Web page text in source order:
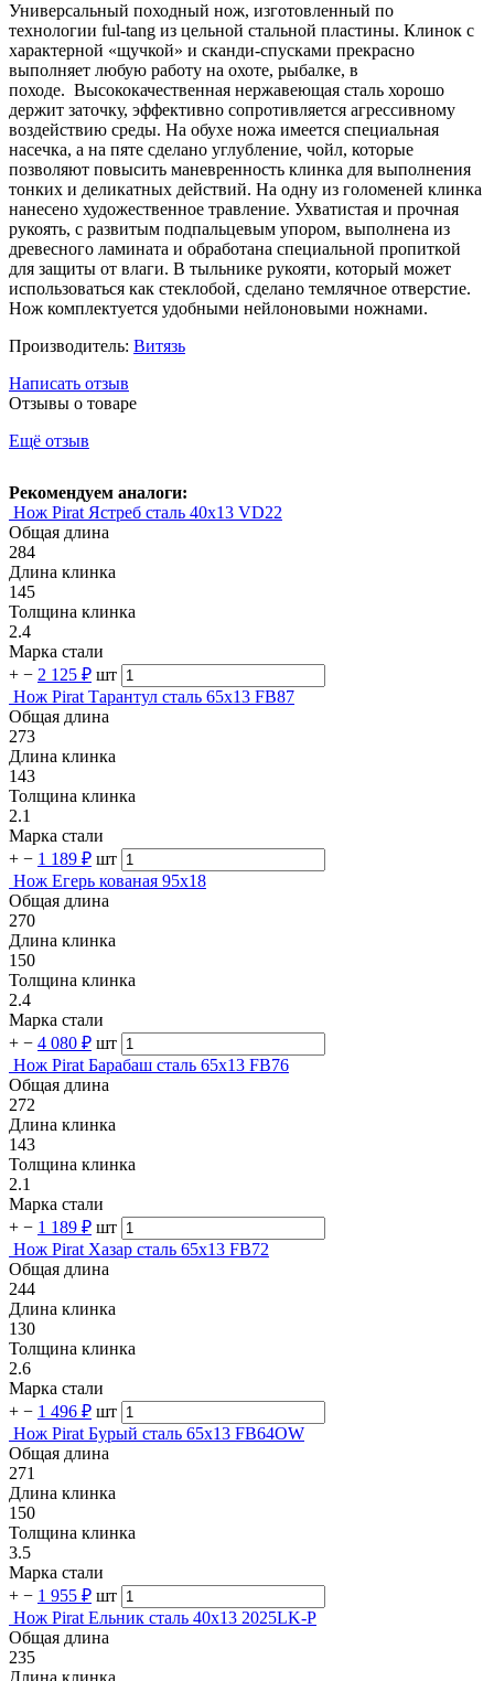
Универсальный походный нож, изготовленный по
технологии ful-tang из цельной стальной пластины. Клинок с
характерной «щучкой» и сканди-спусками прекрасно
выполняет любую работу на охоте, рыбалке, в
походе. Высококачественная нержавеющая сталь хорошо
держит заточку, эффективно сопротивляется агрессивному
воздействию среды. На обухе ножа имеется специальная
насечка, а на пяте сделано углубление, чойл, которые
позволяют повысить маневренность клинка для выполнения
тонких и деликатных действий. На одну из голоменей клинка
нанесено художественное травление. Ухватистая и прочная
рукоять, с развитым подпальцевым упором, выполнена из
древесного ламината и обработана специальной пропиткой
для защиты от влаги. В тыльнике рукояти, который может
использоваться как стеклобой, сделано темлячное отверстие.
Нож комплектуется удобными нейлоновыми ножнами.
Производитель: Витязь
Написать отзыв
Отзывы о товаре
Ещё отзыв
Рекомендуем аналоги:
Нож Pirat Ястреб сталь 40х13 VD22
Общая длина
284
Длина клинка
145
Толщина клинка
2.4
Марка стали
+ − 2 125 ₽ шт
Нож Pirat Тарантул сталь 65х13 FB87
Общая длина
273
Длина клинка
143
Толщина клинка
2.1
Марка стали
+ − 1 189 ₽ шт
Нож Егерь кованая 95х18
Общая длина
270
Длина клинка
150
Толщина клинка
2.4
Марка стали
+ − 4 080 ₽ шт
Нож Pirat Барабаш сталь 65х13 FB76
Общая длина
272
Длина клинка
143
Толщина клинка
2.1
Марка стали
+ − 1 189 ₽ шт
Нож Pirat Хазар сталь 65х13 FB72
Общая длина
244
Длина клинка
130
Толщина клинка
2.6
Марка стали
+ − 1 496 ₽ шт
Нож Pirat Бурый сталь 65х13 FB64OW
Общая длина
271
Длина клинка
150
Толщина клинка
3.5
Марка стали
+ − 1 955 ₽ шт
Нож Pirat Ельник сталь 40х13 2025LK-P
Общая длина
235